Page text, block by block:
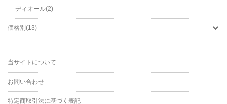
ディオール(2)
価格別(13)
当サイトについて
お問い合わせ
特定商取引法に基づく表記